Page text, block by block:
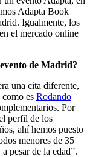
Adapta Book
Igualmente, los
el mercado online
de Madrid?
una cita diferente,
es Rodando
Por
perfil de los
ahí hemos puesto
menores de 35
pesar de la edad”.